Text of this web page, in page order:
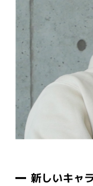
新しいキャ